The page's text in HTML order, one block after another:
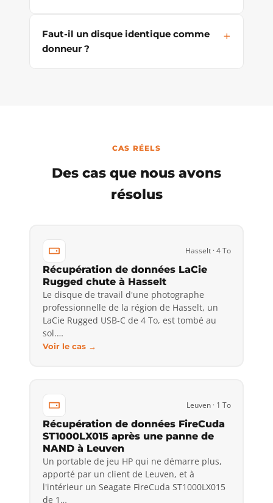
Faut-il un disque identique comme
donneur ?
CAS RÉELS
Des cas que nous avons
résolus
Hasselt · 4 To
Récupération de données LaCie
Rugged chute à Hasselt
Le disque de travail d'une photographe
professionnelle de la région de Hasselt, un
LaCie Rugged USB-C de 4 To, est tombé au
sol.…
Voir le cas →
Leuven · 1 To
Récupération de données FireCuda
ST1000LX015 après une panne de
NAND à Leuven
Un portable de jeu HP qui ne démarre plus,
apporté par un client de Leuven, et à
l'intérieur un Seagate FireCuda ST1000LX015
de 1…